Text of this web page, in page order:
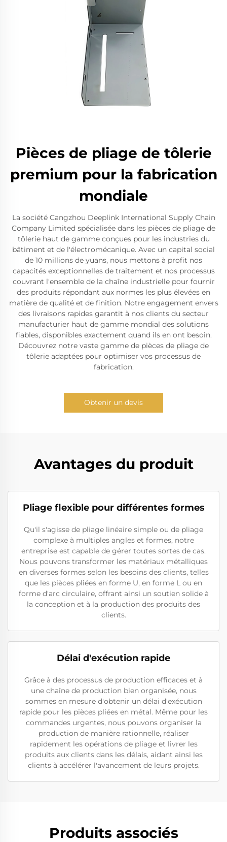
Pièces de pliage de tôlerie
premium pour la fabrication
mondiale
La société Cangzhou Deeplink International Supply Chain
Company Limited spécialisée dans les pièces de pliage de
tôlerie haut de gamme conçues pour les industries du
bâtiment et de l'électromécanique. Avec un capital social
de 10 millions de yuans, nous mettons à profit nos
capacités exceptionnelles de traitement et nos processus
couvrant l'ensemble de la chaîne industrielle pour fournir
des produits répondant aux normes les plus élevées en
matière de qualité et de finition. Notre engagement envers
des livraisons rapides garantit à nos clients du secteur
manufacturier haut de gamme mondial des solutions
fiables, disponibles exactement quand ils en ont besoin.
Découvrez notre vaste gamme de pièces de pliage de
tôlerie adaptées pour optimiser vos processus de
fabrication.
Obtenir un devis
Avantages du produit
Pliage flexible pour différentes formes
Qu'il s'agisse de pliage linéaire simple ou de pliage
complexe à multiples angles et formes, notre
entreprise est capable de gérer toutes sortes de cas.
Nous pouvons transformer les matériaux métalliques
en diverses formes selon les besoins des clients, telles
que les pièces pliées en forme U, en forme L ou en
forme d'arc circulaire, offrant ainsi un soutien solide à
la conception et à la production des produits des
clients.
Délai d'exécution rapide
Grâce à des processus de production efficaces et à
une chaîne de production bien organisée, nous
sommes en mesure d'obtenir un délai d'exécution
rapide pour les pièces pliées en métal. Même pour les
commandes urgentes, nous pouvons organiser la
production de manière rationnelle, réaliser
rapidement les opérations de pliage et livrer les
produits aux clients dans les délais, aidant ainsi les
clients à accélérer l'avancement de leurs projets.
Produits associés